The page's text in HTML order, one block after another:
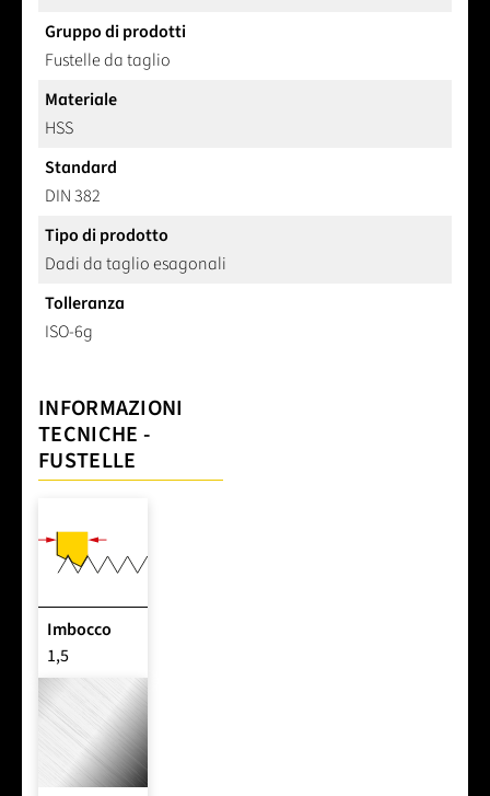
Gruppo di prodotti
Fustelle da taglio
Materiale
HSS
Standard
DIN 382
Tipo di prodotto
Dadi da taglio esagonali
Tolleranza
ISO-6g
INFORMAZIONI
TECNICHE -
FUSTELLE
Imbocco
1,5